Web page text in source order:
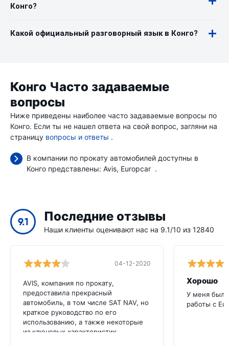
Конго?
Какой официальный разговорный язык в Конго?
Конго Часто задаваемые
вопросы
Ниже приведены наиболее часто задаваемые вопросы по
Конго. Если ты не нашел ответа на свой вопрос, загляни на
страницу вопросы и ответы .
В компании по прокату автомобилей доступны в
Конго представлены: Avis Europcar .
9.1 Последние отзывы
Наши клиенты оценивают нас на 9.1/10 из 12840
04-12-2020
AVIS, компания по прокату,
предоставила прекрасный
автомобиль, в том числе SAT NAV, но
краткое руководство по его
использованию, а также некоторые
из ключевых характеристик
Хорошо
У меня был
работы с